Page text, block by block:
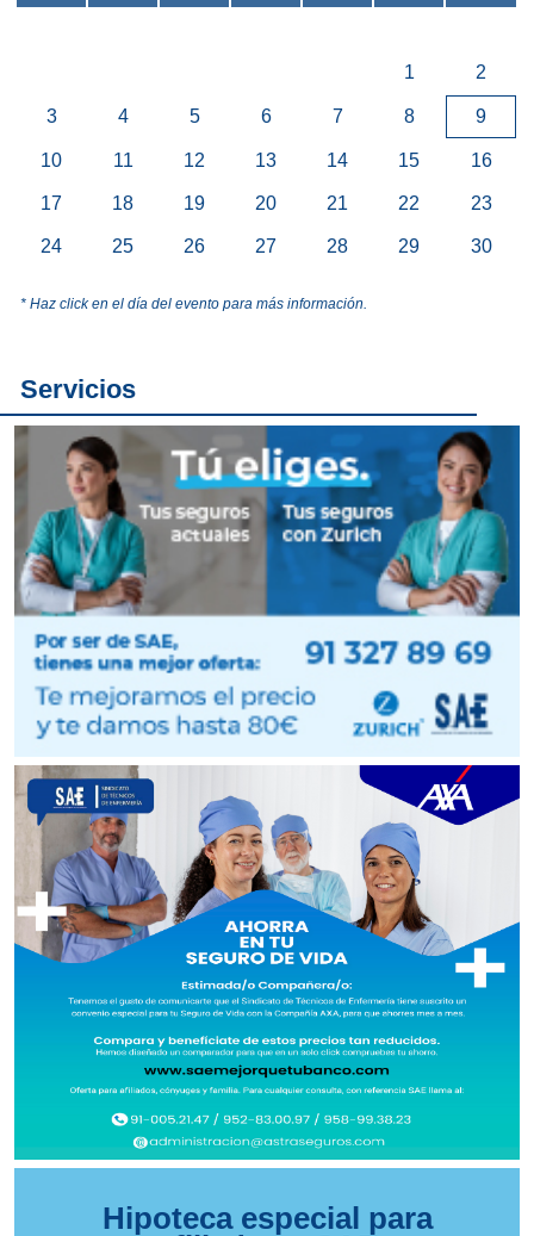
1 2
3 4 5 6 7 8 9
10 11 12 13 14 15 16
17 18 19 20 21 22 23
24 25 26 27 28 29 30
* Haz click en el día del evento para más información.
Servicios
Hipoteca especial para